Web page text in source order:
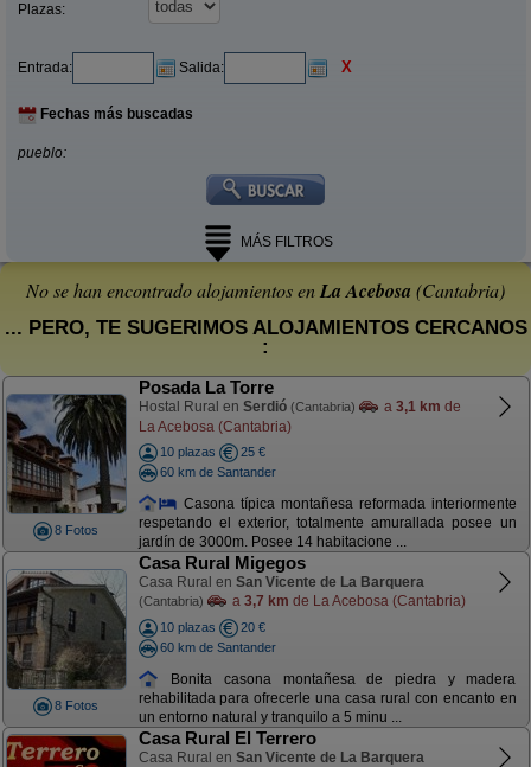
Plazas:
Entrada: Salida: X
Fechas más buscadas
pueblo:
MÁS FILTROS
No se han encontrado alojamientos enLa Acebosa (Cantabria)
... PERO, TE SUGERIMOS ALOJAMIENTOS CERCANOS
:
8 Fotos
Posada La Torre
Hostal Rural en Serdió (Cantabria) a 3,1 km de
La Acebosa (Cantabria)
10 plazas
25 €
60 km de Santander
Casona típica montañesa reformada interiormente
respetando el exterior, totalmente amurallada posee un
jardín de 3000m. Posee 14 habitacione ...
8 Fotos
Casa Rural Migegos
Casa Rural en San Vicente de La Barquera
(Cantabria) a 3,7 km de La Acebosa (Cantabria)
10 plazas
20 €
60 km de Santander
Bonita casona montañesa de piedra y madera
rehabilitada para ofrecerle una casa rural con encanto en
un entorno natural y tranquilo a 5 minu ...
Casa Rural El Terrero
Casa Rural en San Vicente de La Barquera